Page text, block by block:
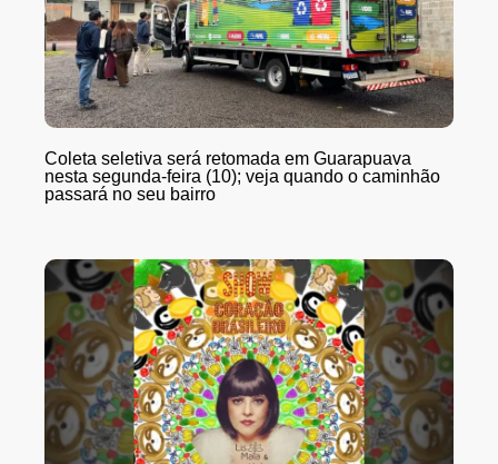
Coleta seletiva será retomada em Guarapuava
nesta segunda-feira (10); veja quando o caminhão
passará no seu bairro